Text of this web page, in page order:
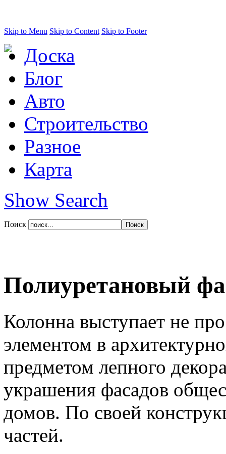
Skip to Menu Skip to Content Skip to Footer
Доска
Блог
Авто
Строительство
Разное
Карта
Show Search
Поиск
Полиуретановый
Колонна выступает не
элементом в
предметом лепного
украшения фасадов
домов. По своей
частей.